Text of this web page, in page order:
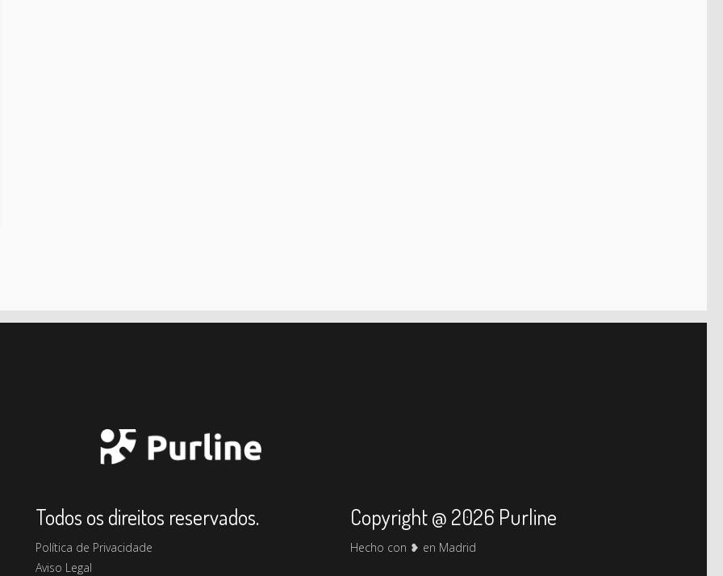
Todos os direitos reservados.
Política de Privacidade
Aviso Legal
Copyright @ 2026 Purline
Hecho con ❥ en Madrid